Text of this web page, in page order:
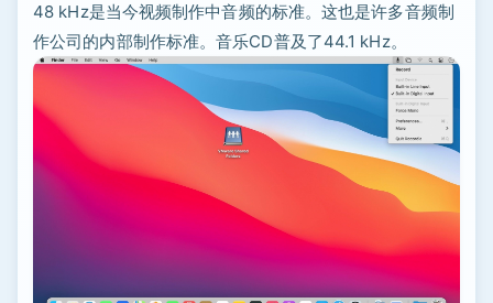
48 kHz是当今视频制作中音频的标准。这也是许多音频制
作公司的内部制作标准。音乐CD普及了44.1 kHz。